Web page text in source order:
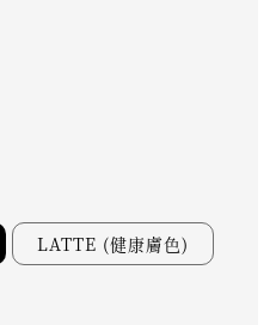
LATTE (健康膚色)